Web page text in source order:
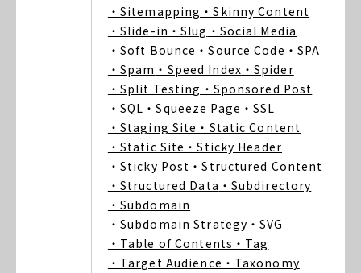
・Sitemapping ・Skinny Content
・Slide-in ・Slug ・Social Media
・Soft Bounce ・Source Code ・SPA
・Spam ・Speed Index ・Spider
・Split Testing ・Sponsored Post
・SQL ・Squeeze Page ・SSL
・Staging Site ・Static Content
・Static Site ・Sticky Header
・Sticky Post ・Structured Content
・Structured Data ・Subdirectory
・Subdomain
・Subdomain Strategy ・SVG
・Table of Contents ・Tag
・Target Audience ・Taxonomy